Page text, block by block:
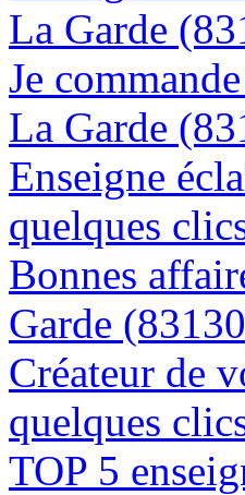
La Garde
Je
La Garde
Enseigne
quelques
Bonnes
Garde
Créateur de
quelques
TOP 5